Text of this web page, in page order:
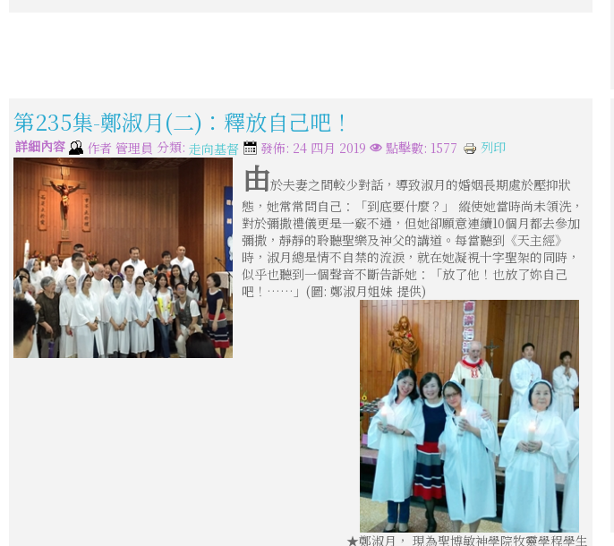
第235集-鄭淑月(二)：釋放自己吧！
詳細內容 作者 管理員 分類: 走向基督 發佈: 24 四月 2019 點擊數: 1577 列印
由於夫妻之間較少對話，導致淑月的婚姻長期處於壓抑狀
態，她常常問自己：「到底要什麼？」 縱使她當時尚未領洗，
對於彌撒禮儀更是一竅不通，但她卻願意連續10個月都去參加
彌撒，靜靜的聆聽聖樂及神父的講道。每當聽到《天主經》
時，淑月總是情不自禁的流淚，就在她凝視十字聖架的同時，
似乎也聽到一個聲音不斷告訴她：「放了他！也放了妳自己
吧！……」(圖: 鄭淑月姐妹 提供)
★鄭淑月， 現為聖博敏神學院牧靈學程學生